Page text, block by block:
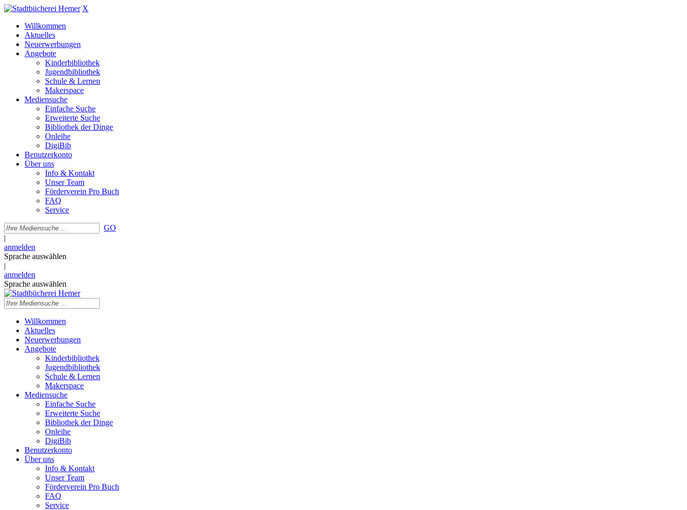
X
Willkommen
Aktuelles
Neuerwerbungen
Angebote
Kinderbibliothek
Jugendbibliothek
Schule & Lernen
Makerspace
Mediensuche
Einfache Suche
Erweiterte Suche
Bibliothek der Dinge
Onleihe
DigiBib
Benutzerkonto
Über uns
Info & Kontakt
Unser Team
Förderverein Pro Buch
FAQ
Service
GO
|
anmelden
Sprache auswählen
|
anmelden
Sprache auswählen
Willkommen
Aktuelles
Neuerwerbungen
Angebote
Kinderbibliothek
Jugendbibliothek
Schule & Lernen
Makerspace
Mediensuche
Einfache Suche
Erweiterte Suche
Bibliothek der Dinge
Onleihe
DigiBib
Benutzerkonto
Über uns
Info & Kontakt
Unser Team
Förderverein Pro Buch
FAQ
Service